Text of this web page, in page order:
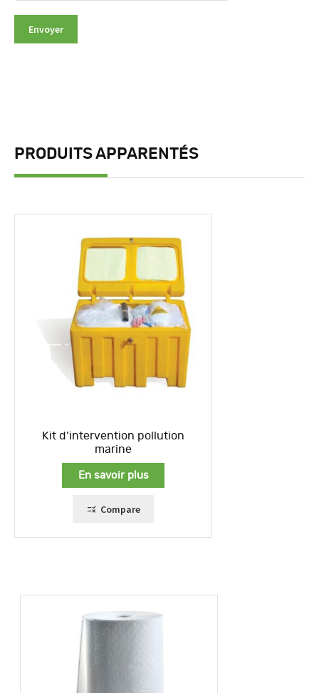
PRODUITS APPARENTÉS
Kit d’intervention pollution
marine
En savoir plus
Compare